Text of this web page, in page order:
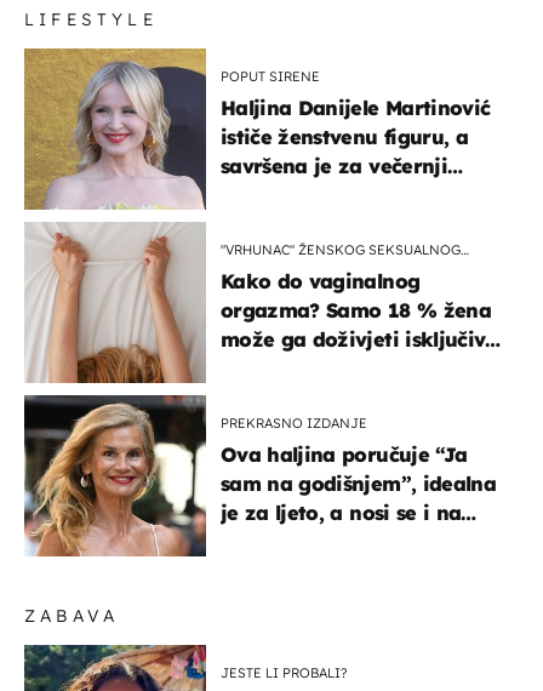
ZABAVA
JESTE LI PROBALI?
LIFESTYLE
POPUT SIRENE
Haljina Danijele Martinović
ističe ženstvenu figuru, a
savršena je za večernji
"VRHUNAC" ŽENSKOG SEKSUALNOG
Kako do vaginalnog
orgazma? Samo 18 % žena
može ga doživjeti isključivo
PREKRASNO IZDANJE
Ova haljina poručuje “Ja
sam na godišnjem”, idealna
je za ljeto, a nosi se i na